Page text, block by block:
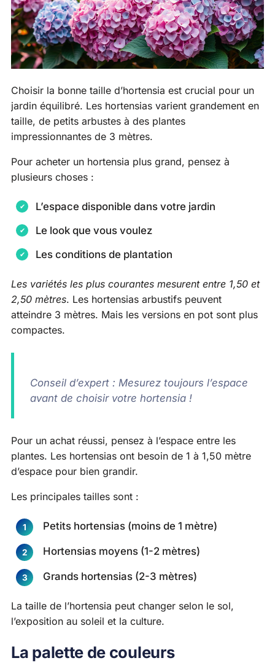
Choisir la bonne taille d’hortensia est crucial pour un
jardin équilibré. Les hortensias varient grandement en
taille, de petits arbustes à des plantes
impressionnantes de 3 mètres.
Pour acheter un hortensia plus grand, pensez à
plusieurs choses :
L’espace disponible dans votre jardin
Le look que vous voulez
Les conditions de plantation
Les variétés les plus courantes mesurent entre 1,50 et
2,50 mètres. Les hortensias arbustifs peuvent
atteindre 3 mètres. Mais les versions en pot sont plus
compactes.
Conseil d’expert : Mesurez toujours l’espace
avant de choisir votre hortensia !
Pour un achat réussi, pensez à l’espace entre les
plantes. Les hortensias ont besoin de 1 à 1,50 mètre
d’espace pour bien grandir.
Les principales tailles sont :
Petits hortensias (moins de 1 mètre)
Hortensias moyens (1-2 mètres)
Grands hortensias (2-3 mètres)
La taille de l’hortensia peut changer selon le sol,
l’exposition au soleil et la culture.
La palette de couleurs